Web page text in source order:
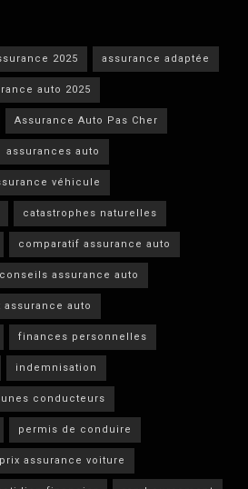
2025 assurance adaptée
auto 2025
Assurance Auto Pas Cher
assurances auto
véhicule
catastrophes naturelles
comparatif assurance auto
conseils assurance auto
assurance auto
finances personnelles
indemnisation
conducteurs
permis de conduire
prix assurance voiture